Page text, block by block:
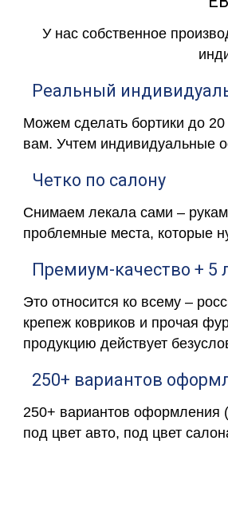
У нас собственное
Реальный
Можем сделать бортики до
вам. Учтем индивидуальные
Четко по салону
Снимаем лекала сами –
проблемные места, которые
Премиум-качество + 5
Это относится ко всему –
крепеж ковриков и прочая
продукцию действует
250+ вариантов
250+ вариантов оформления
под цвет авто, под цвет